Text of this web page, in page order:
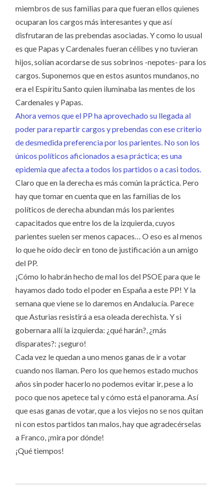
miembros de sus familias para que fueran ellos quienes
ocuparan los cargos más interesantes y que así
disfrutaran de las prebendas asociadas. Y como lo usual
es que Papas y Cardenales fueran célibes y no tuvieran
hijos, solían acordarse de sus sobrinos -nepotes- para los
cargos. Suponemos que en estos asuntos mundanos, no
era el Espíritu Santo quien iluminaba las mentes de los
Cardenales y Papas.
Ahora vemos que el PP ha aprovechado su llegada al
poder para repartir cargos y prebendas con ese criterio
de desmedida preferencia por los parientes. No son los
únicos políticos aficionados a esa práctica; es una
epidemia que afecta a todos los partidos o a casi todos.
Claro que en la derecha es más común la práctica. Pero
hay que tomar en cuenta que en las familias de los
políticos de derecha abundan más los parientes
capacitados que entre los de la izquierda, cuyos
parientes suelen ser menos capaces… O eso es al menos
lo que he oído decir en tono de justificación a un amigo
del PP.
¡Cómo lo habrán hecho de mal los del PSOE para que le
hayamos dado todo el poder en España a este PP! Y la
semana que viene se lo daremos en Andalucía. Parece
que Asturias resistirá a esa oleada derechista. Y si
gobernara allí la izquierda: ¿qué harán?, ¿más
disparates?: ¡seguro!
Cada vez le quedan a uno menos ganas de ir a votar
cuando nos llaman. Pero los que hemos estado muchos
años sin poder hacerlo no podemos evitar ir, pese a lo
poco que nos apetece tal y cómo está el panorama. Así
que esas ganas de votar, que a los viejos no se nos quitan
ni con estos partidos tan malos, hay que agradecérselas
a Franco, ¡mira por dónde!
¡Qué tiempos!